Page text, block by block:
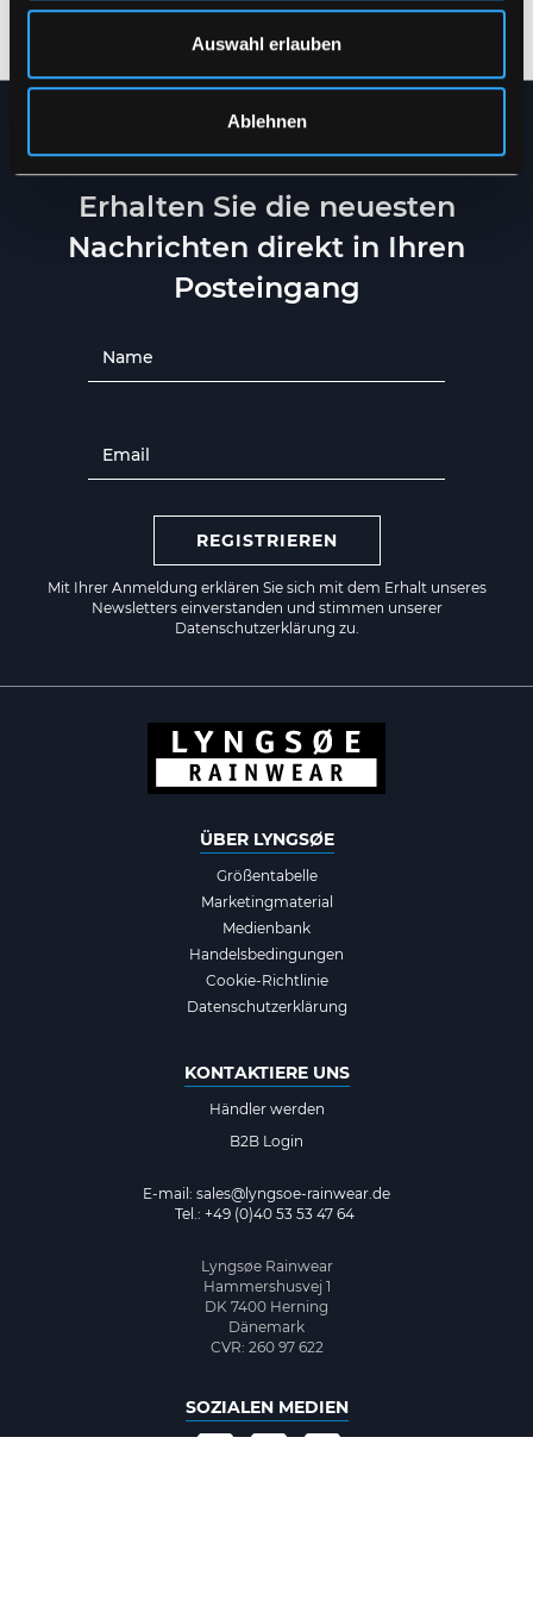
Auswahl erlauben
Ablehnen
3XS - 5XL S - 5XL
NEWSLETTER
Erhalten Sie die neuesten
Nachrichten direkt in Ihren
Posteingang
REGISTRIEREN
Mit Ihrer Anmeldung erklären Sie sich mit dem Erhalt unseres
Newsletters einverstanden und stimmen unserer
Datenschutzerklärung zu.
ÜBER LYNGSØE
Größentabelle
Marketingmaterial
Medienbank
Handelsbedingungen
Cookie-Richtlinie
Datenschutzerklärung
KONTAKTIERE UNS
Händler werden
B2B Login
E-mail: sales@lyngsoe-rainwear.de
Tel.: +49 (0)40 53 53 47 64
Lyngsøe Rainwear
Hammershusvej 1
DK 7400 Herning
Dänemark
CVR: 260 97 622
SOZIALEN MEDIEN